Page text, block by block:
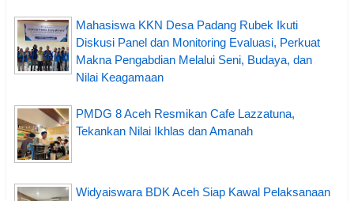
Mahasiswa KKN Desa Padang Rubek Ikuti
Diskusi Panel dan Monitoring Evaluasi, Perkuat
Makna Pengabdian Melalui Seni, Budaya, dan
Nilai Keagamaan
PMDG 8 Aceh Resmikan Cafe Lazzatuna,
Tekankan Nilai Ikhlas dan Amanah
Widyaiswara BDK Aceh Siap Kawal Pelaksanaan